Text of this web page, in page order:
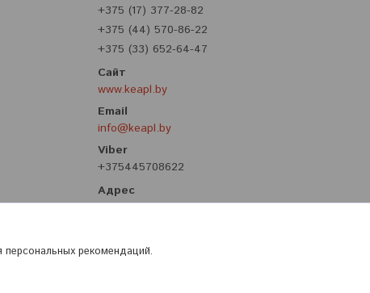
+375 (17) 377-28-82
+375 (44) 570-86-22
+375 (33) 652-64-47
www.keapl.by
info@keapl.by
+375445708622
рекомендаций.